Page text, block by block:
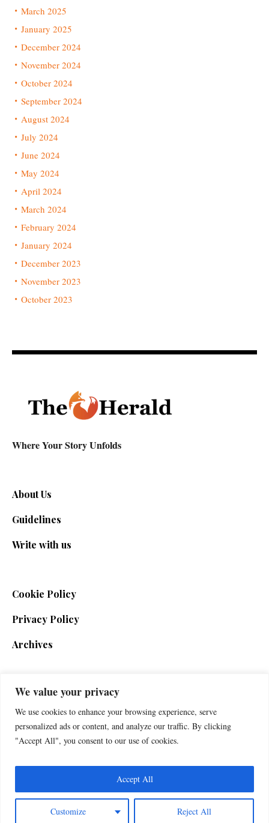
We value your privacy
We use cookies to enhance your browsing experience, serve
personalized ads or content, and analyze our traffic. By clicking
"Accept All", you consent to our use of cookies.
Customize Reject All
Accept All
March 2025
January 2025
December 2024
November 2024
October 2024
September 2024
August 2024
July 2024
June 2024
May 2024
April 2024
March 2024
February 2024
January 2024
December 2023
November 2023
October 2023
Where Your Story Unfolds
About Us
Guidelines
Write with us
Cookie Policy
Privacy Policy
Archives
SIGN UP FOR THE NEWSLETTER